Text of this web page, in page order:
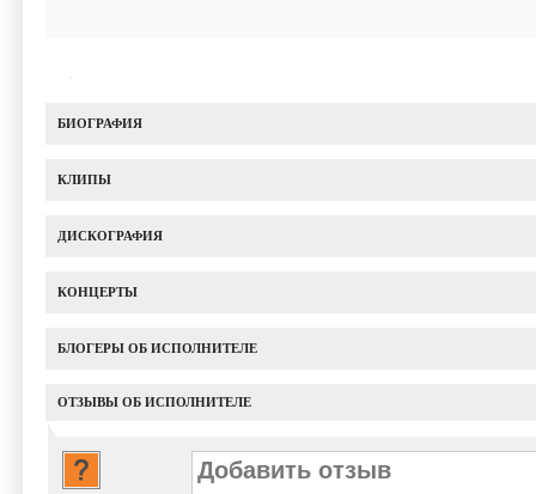
БИОГРАФИЯ
КЛИПЫ
ДИСКОГРАФИЯ
КОНЦЕРТЫ
БЛОГЕРЫ ОБ ИСПОЛНИТЕЛЕ
ОТЗЫВЫ ОБ ИСПОЛНИТЕЛЕ